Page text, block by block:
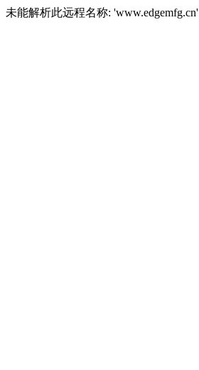
未能解析此远程名称: 'www.edgemfg.cn'